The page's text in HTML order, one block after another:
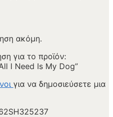
ακόμη.
για το προϊόν:
I Need Is My Dog”
για να δημοσιεύσετε μια